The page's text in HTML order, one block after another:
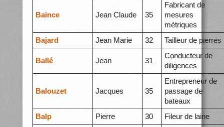
Baince Jean Claude 35
Fabricant de
mesures
métriques
Bajard
Jean Marie 32 Tailleur de pierres
Ballé Jean 31
Conducteur de
diligences
Balouzet Jacques 35
Entrepreneur de
passage de
bateaux
Balp
Pierre 30
Fileur de laine